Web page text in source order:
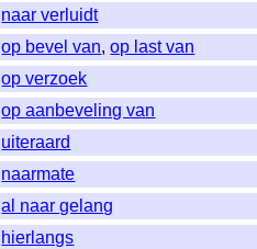
naar verluidt
op bevel van,op last van
op verzoek
op aanbeveling van
uiteraard
naarmate
al naar gelang
hierlangs